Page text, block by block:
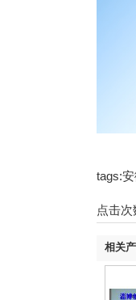
tags:
点击次
相关